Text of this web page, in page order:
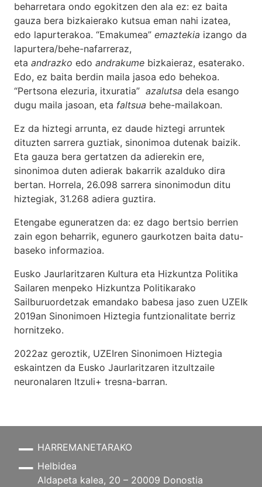
beharretara ondo egokitzen den ala ez: ez baita
gauza bera bizkaierako kutsua eman nahi izatea,
edo lapurterakoa. “Emakumea” emaztekia izango da
lapurtera/behe-nafarreraz,
eta andrazko edo andrakume bizkaieraz, esaterako.
Edo, ez baita berdin maila jasoa edo behekoa.
“Pertsona elezuria, itxuratia” azalutsa dela esango
dugu maila jasoan, eta faltsua behe-mailakoan.
Ez da hiztegi arrunta, ez daude hiztegi arruntek
dituzten sarrera guztiak, sinonimoa dutenak baizik.
Eta gauza bera gertatzen da adierekin ere,
sinonimoa duten adierak bakarrik azalduko dira
bertan. Horrela, 26.098 sarrera sinonimodun ditu
hiztegiak, 31.268 adiera guztira.
Etengabe eguneratzen da: ez dago bertsio berrien
zain egon beharrik, egunero gaurkotzen baita datu-
baseko informazioa.
Eusko Jaurlaritzaren Kultura eta Hizkuntza Politika
Sailaren menpeko Hizkuntza Politikarako
Sailburuordetzak emandako babesa jaso zuen UZEIk
2019an Sinonimoen Hiztegia funtzionalitate berriz
hornitzeko.
2022az geroztik, UZEIren Sinonimoen Hiztegia
eskaintzen da Eusko Jaurlaritzaren itzultzaile
neuronalaren Itzuli+ tresna-barran.
HARREMANETARAKO
Helbidea
Aldapeta kalea, 20 – 20009 Donostia